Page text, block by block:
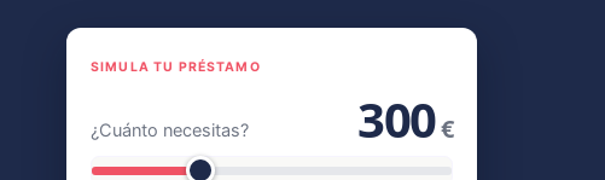
SIMULA TU PRÉSTAMO
¿Cuánto necesitas? 300€